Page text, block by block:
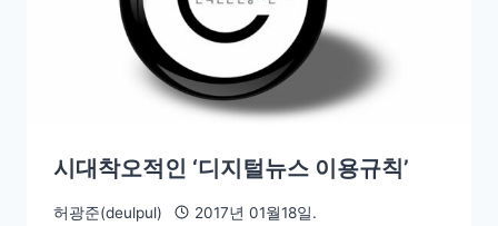
시대착오적인 ‘디지털뉴스 이용규칙’
허광준(deulpul) 2017년 01월18일.